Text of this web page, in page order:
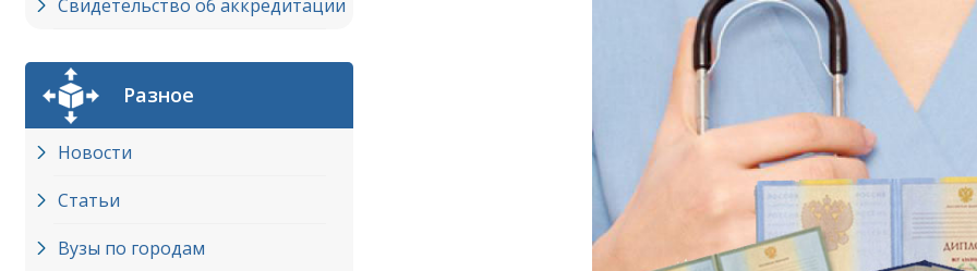
Свидетельство об аккредитации
Разное
Новости
Статьи
Вузы по городам